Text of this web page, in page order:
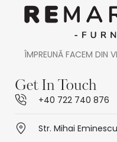
ÎMPREUNĂ FACEM DIN
Get In Touch
+40 722 740 876
Str. Mihai